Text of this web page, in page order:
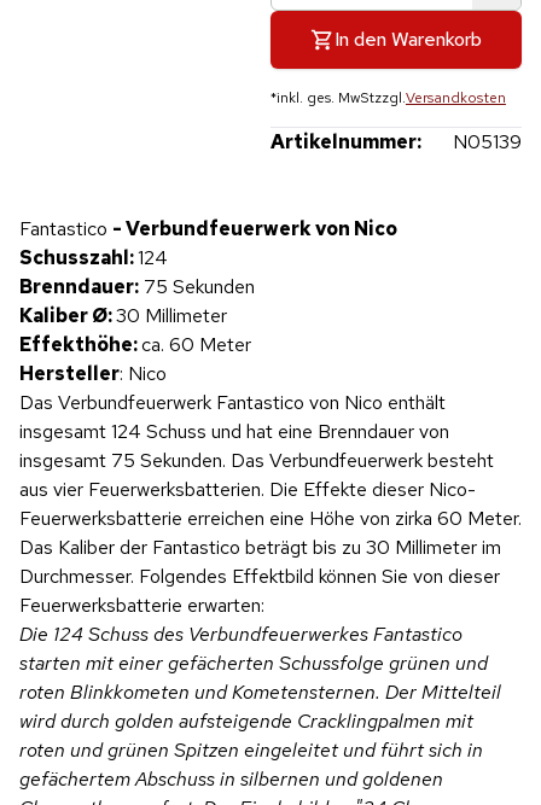
In den Warenkorb
*inkl. ges. MwStzzgl.Versandkosten
Artikelnummer: N05139
Produktvideo
Fantastico - Verbundfeuerwerk von Nico
Schusszahl:124
Brenndauer: 75 Sekunden
Kaliber Ø:30 Millimeter
Effekthöhe:ca. 60 Meter
Hersteller: Nico
Das Verbundfeuerwerk Fantastico von Nico enthält
insgesamt 124 Schuss und hat eine Brenndauer von
insgesamt 75 Sekunden. Das Verbundfeuerwerk besteht
aus vier Feuerwerksbatterien. Die Effekte dieser Nico-
Feuerwerksbatterie erreichen eine Höhe von zirka 60 Meter.
Das Kaliber der Fantastico beträgt bis zu 30 Millimeter im
Durchmesser. Folgendes Effektbild können Sie von dieser
Feuerwerksbatterie erwarten:
Die 124 Schuss des Verbundfeuerwerkes Fantastico
starten mit einer gefächerten Schussfolge grünen und
roten Blinkkometen und Kometensternen. Der Mittelteil
wird durch golden aufsteigende Cracklingpalmen mit
roten und grünen Spitzen eingeleitet und führt sich in
gefächertem Abschuss in silbernen und goldenen